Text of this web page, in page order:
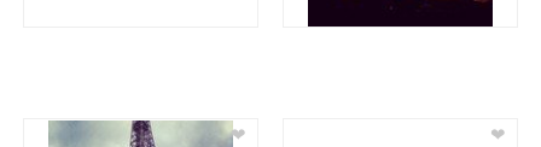
❤ ❤